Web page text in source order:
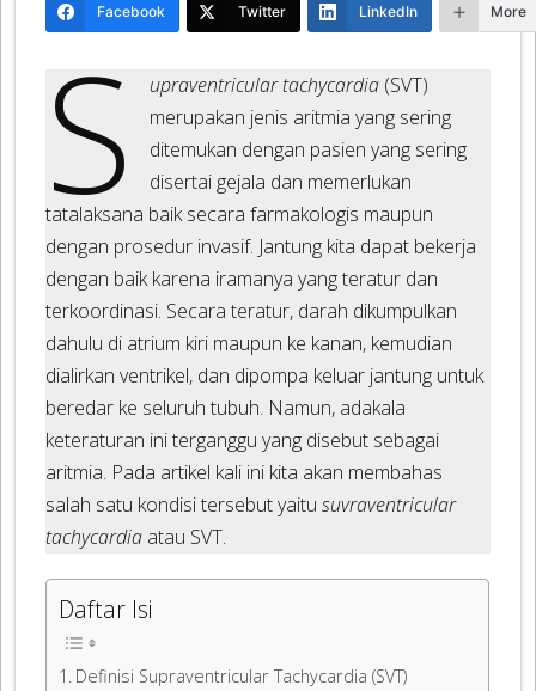
Facebook Twitter LinkedIn More
S upraventricular tachycardia(SVT)
merupakan jenis aritmia yang sering
ditemukan dengan pasien yang sering
disertai gejala dan memerlukan
tatalaksana baik secara farmakologis maupun
dengan prosedur invasif. Jantung kita dapat bekerja
dengan baik karena iramanya yang teratur dan
terkoordinasi. Secara teratur, darah dikumpulkan
dahulu di atrium kiri maupun ke kanan, kemudian
dialirkan ventrikel, dan dipompa keluar jantung untuk
beredar ke seluruh tubuh. Namun, adakala
keteraturan ini terganggu yang disebut sebagai
aritmia. Pada artikel kali ini kita akan membahas
salah satu kondisi tersebut yaitusuvraventricular
tachycardia atau SVT.
Daftar Isi
Definisi Supraventricular Tachycardia (SVT)